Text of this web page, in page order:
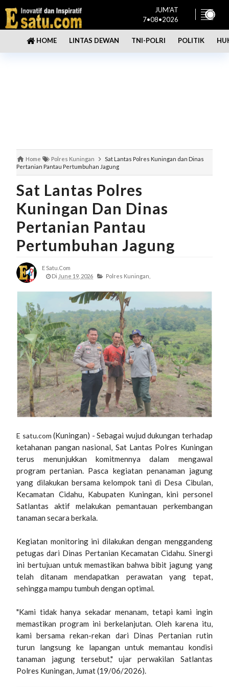
JUM'AT
7•08•2026
HOME LINTAS DEWAN TNI-POLRI POLITIK
Home Polres Kuningan
Sat Lantas Polres Kuningan dan Dinas
Pertanian Pantau Pertumbuhan Jagung
Sat Lantas Polres
Kuningan Dan Dinas
Pertanian Pantau
Pertumbuhan Jagung
E Satu.com
Di June 19, 2026 Polres Kuningan,
E satu.com(Kuningan) - Sebagai wujud dukungan terhadap
ketahanan pangan nasional, Sat Lantas Polres Kuningan
terus menunjukkan komitmennya dalam mengawal
program pertanian. Pasca kegiatan penanaman jagung
yang dilakukan bersama kelompok tani di Desa Cibulan,
Kecamatan Cidahu, Kabupaten Kuningan, kini personel
Satlantas aktif melakukan pemantauan perkembangan
tanaman secara berkala.
​Kegiatan monitoring ini dilakukan dengan menggandeng
petugas dari Dinas Pertanian Kecamatan Cidahu. Sinergi
ini bertujuan untuk memastikan bahwa bibit jagung yang
telah ditanam mendapatkan perawatan yang tepat,
sehingga mampu tumbuh dengan optimal.
​"Kami tidak hanya sekadar menanam, tetapi kami ingin
memastikan program ini berkelanjutan. Oleh karena itu,
kami bersama rekan-rekan dari Dinas Pertanian rutin
turun langsung ke lapangan untuk memantau kondisi
tanaman jagung tersebut," ujar perwakilan Satlantas
Polres Kuningan, Jumat (19/06/2026).